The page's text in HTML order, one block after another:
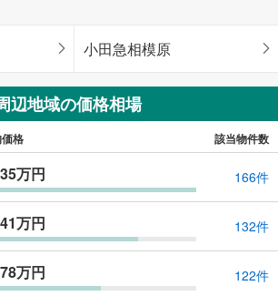
小田急相模原
辺地域の価格相場
格 該当物件数
万円 166件
万円 132件
万円 122件